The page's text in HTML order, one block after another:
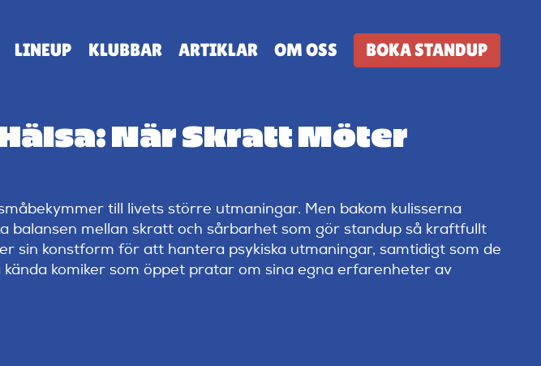
LINEUP KLUBBAR ARTIKLAR OM OSS BOKA STANDUP
När Skratt Möter
till livets större utmaningar. Men bakom kulisserna
balansen mellan skratt och sårbarhet som gör standup så kraftfullt
sin konstform för att hantera psykiska utmaningar, samtidigt som de
komiker som öppet pratar om sina egna erfarenheter av